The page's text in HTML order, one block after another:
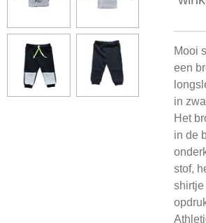
Mooi
een
in
Het
in de
stof,
shirtje